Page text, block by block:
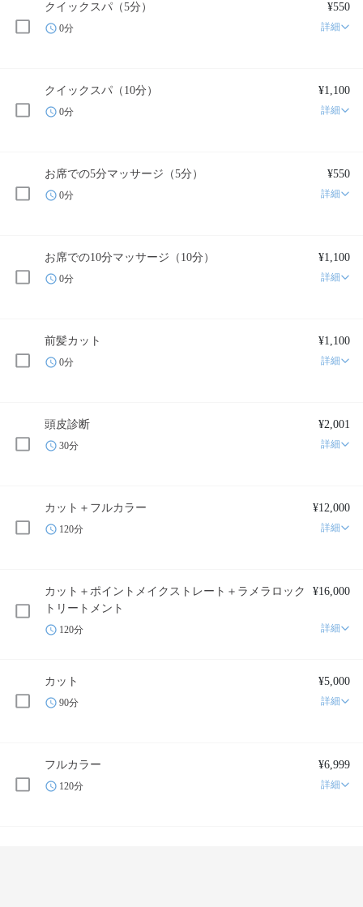
クイックスパ（5分） ¥550
0分 詳細
クイックスパ（10分） ¥1,100
0分 詳細
お席での5分マッサージ（5分） ¥550
0分 詳細
お席での10分マッサージ（10分） ¥1,100
0分 詳細
前髪カット ¥1,100
0分 詳細
頭皮診断 ¥2,001
30分 詳細
カット＋フルカラー ¥12,000
120分 詳細
カット＋ポイントメイクストレート＋ラメラロック
トリートメント
¥16,000
120分 詳細
カット ¥5,000
90分 詳細
フルカラー ¥6,999
120分 詳細